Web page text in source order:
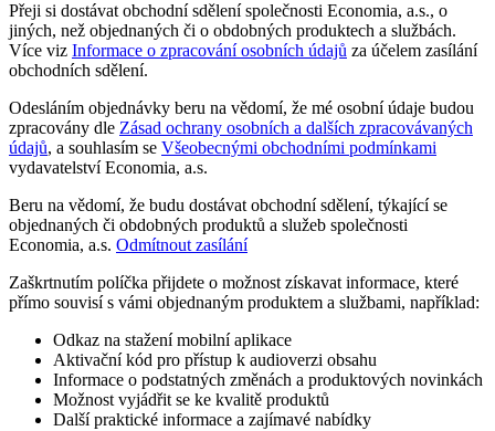
Přeji si dostávat obchodní sdělení společnosti Economia, a.s., o
jiných, než objednaných či o obdobných produktech a službách.
Více viz Informace o zpracování osobních údajů za účelem zasílání
obchodních sdělení.
Odesláním objednávky beru na vědomí, že mé osobní údaje budou
zpracovány dle Zásad ochrany osobních a dalších zpracovávaných
údajů, a souhlasím se Všeobecnými obchodními podmínkami
vydavatelství Economia, a.s.
Beru na vědomí, že budu dostávat obchodní sdělení, týkající se
objednaných či obdobných produktů a služeb společnosti
Economia, a.s. Odmítnout zasílání
Zaškrtnutím políčka přijdete o možnost získavat informace, které
přímo souvisí s vámi objednaným produktem a službami, například:
Odkaz na stažení mobilní aplikace
Aktivační kód pro přístup k audioverzi obsahu
Informace o podstatných změnách a produktových novinkách
Možnost vyjádřit se ke kvalitě produktů
Další praktické informace a zajímavé nabídky